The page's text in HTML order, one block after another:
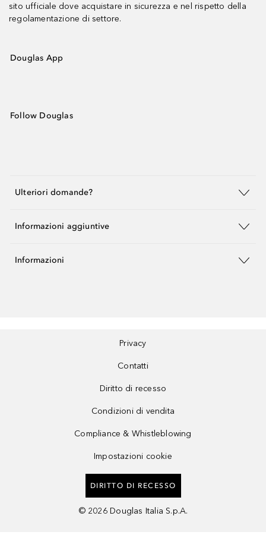
sito ufficiale dove acquistare in sicurezza e nel rispetto della
regolamentazione di settore.
Douglas App
Follow Douglas
Ulteriori domande?
Informazioni aggiuntive
Informazioni
Privacy
Contatti
Diritto di recesso
Condizioni di vendita
Compliance & Whistleblowing
Impostazioni cookie
DIRITTO DI RECESSO
© 2026 Douglas Italia S.p.A.